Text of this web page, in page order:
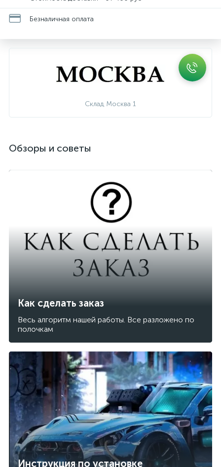
Безналичная оплата
Склад Москва 1
Обзоры и советы
Как сделать заказ
Весь алгоритм нашей работы. Все разложено по
полочкам
Инструкция по установке